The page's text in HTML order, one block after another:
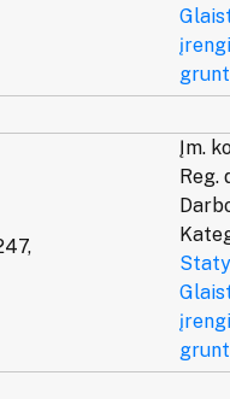
Įm.
Reg.